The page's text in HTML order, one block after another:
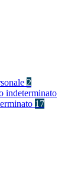
2
indeterminato
17